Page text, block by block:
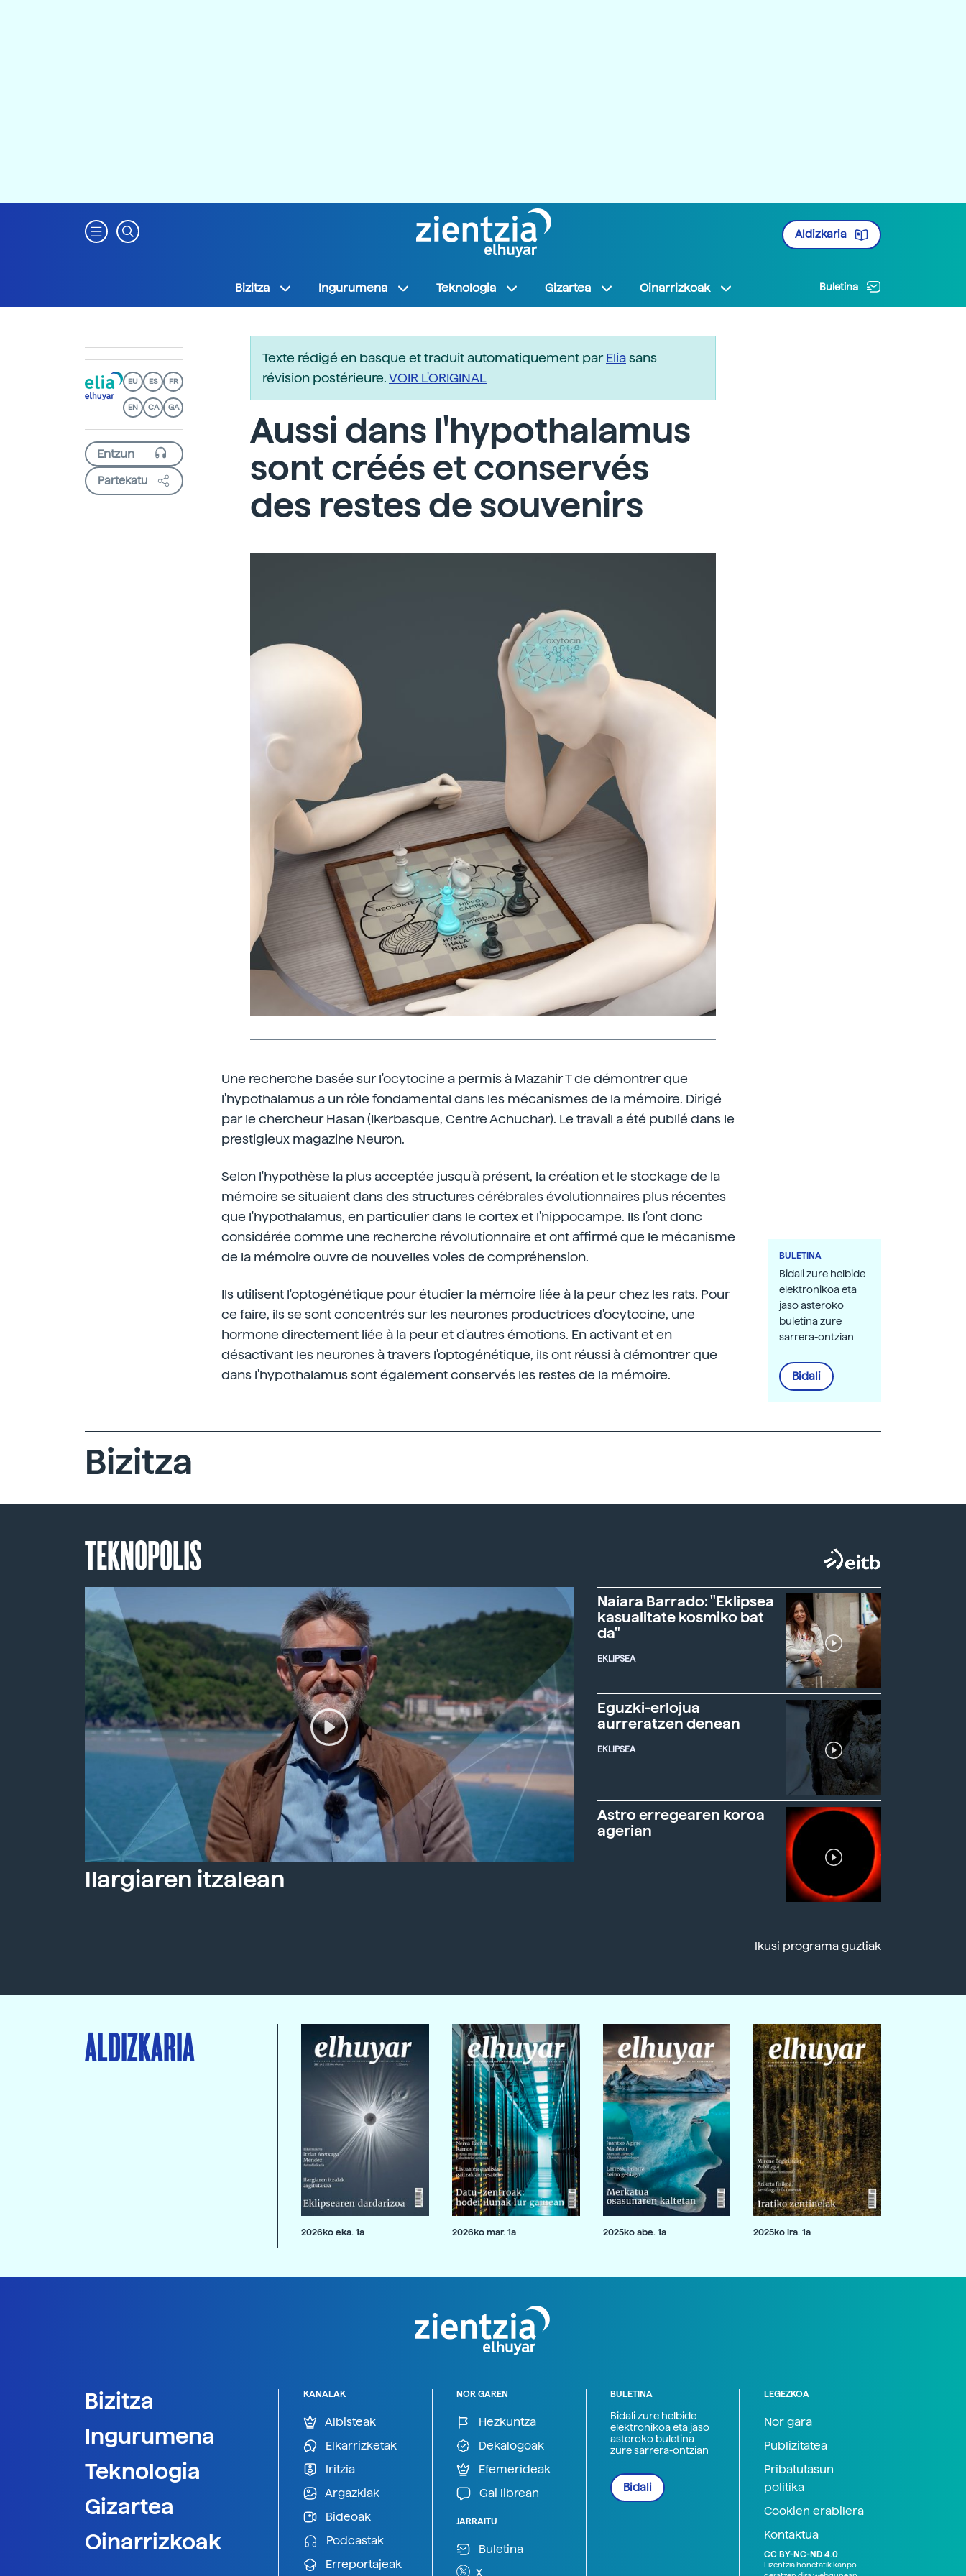
Aldizkaria
Bizitza Ingurumena Teknologia Gizartea Oinarrizkoak Buletina
EU ES FR
EN CA GA
Partekatu
Texte rédigé en basque et traduit automatiquement parEliasans
révision postérieure.VOIR L'ORIGINAL
Aussi dans l'hypothalamus
sont créés et conservés
des restes de souvenirs
Une recherche basée sur l'ocytocine a permis à Mazahir T de démontrer que
l'hypothalamus a un rôle fondamental dans les mécanismes de la mémoire. Dirigé
par le chercheur Hasan (Ikerbasque, Centre Achuchar). Le travail a été publié dans le
prestigieux magazine Neuron.
Selon l'hypothèse la plus acceptée jusqu'à présent, la création et le stockage de la
mémoire se situaient dans des structures cérébrales évolutionnaires plus récentes
que l'hypothalamus, en particulier dans le cortex et l'hippocampe. Ils l'ont donc
considérée comme une recherche révolutionnaire et ont affirmé que le mécanisme
de la mémoire ouvre de nouvelles voies de compréhension.
Ils utilisent l'optogénétique pour étudier la mémoire liée à la peur chez les rats. Pour
ce faire, ils se sont concentrés sur les neurones productrices d'ocytocine, une
hormone directement liée à la peur et d'autres émotions. En activant et en
désactivant les neurones à travers l'optogénétique, ils ont réussi à démontrer que
dans l'hypothalamus sont également conservés les restes de la mémoire.
BULETINA
Bidali zure helbide
elektronikoa eta
jaso asteroko
buletina zure
sarrera-ontzian
Bidali
Bizitza
TEKNOPOLIS
Ilargiaren itzalean
Naiara Barrado: "Eklipsea
kasualitate kosmiko bat
da"
EKLIPSEA
Eguzki-erlojua
aurreratzen denean
EKLIPSEA
Astro erregearen koroa
agerian
Ikusi programa guztiak
ALDIZKARIA
2026ko eka. 1a 2026ko mar. 1a 2025ko abe. 1a 2025ko ira. 1a
Bizitza
Ingurumena
Teknologia
Gizartea
Oinarrizkoak
KANALAK
Albisteak
Elkarrizketak
Iritzia
Argazkiak
Bideoak
Podcastak
Erreportajeak
NOR GAREN
Hezkuntza
Dekalogoak
Efemerideak
Gai librean
JARRAITU
Buletina
X
BULETINA
Bidali zure helbide
elektronikoa eta jaso
asteroko buletina
zure sarrera-ontzian
Bidali
LEGEZKOA
Nor gara
Publizitatea
Pribatutasun
politika
Cookien erabilera
Kontaktua
CC BY-NC-ND 4.0
Lizentzia honetatik kanpo